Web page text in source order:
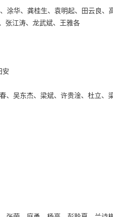
涂华、龚桂生、袁明起、田云良、
张江涛、龙武斌、王雅各
安
、吴东杰、梁斌、许贵淦、杜立、